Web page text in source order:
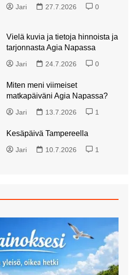
Jari 27.7.2026 0
Vielä kuvia ja tietoja hinnoista ja
tarjonnasta Agia Napassa
Jari 24.7.2026 0
Miten meni viimeiset
matkapäiväni Agia Napassa?
Jari 13.7.2026 1
Kesäpäivä Tampereella
Jari 10.7.2026 1